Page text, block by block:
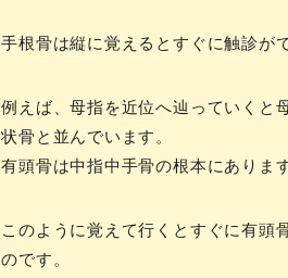
手根骨は縦に覚えるとすぐに触診が
例えば、母指を近位へ辿っていくと
状骨と並んでいます。
有頭骨は中指中手骨の根本にあります
このように覚えて行くとすぐに有頭
のです。